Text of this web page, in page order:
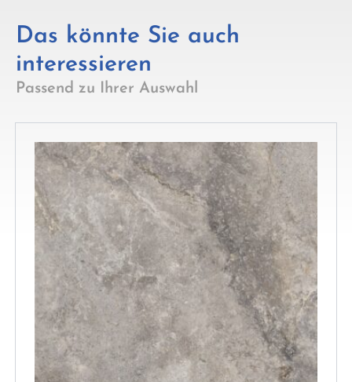
Das könnte Sie auch
interessieren